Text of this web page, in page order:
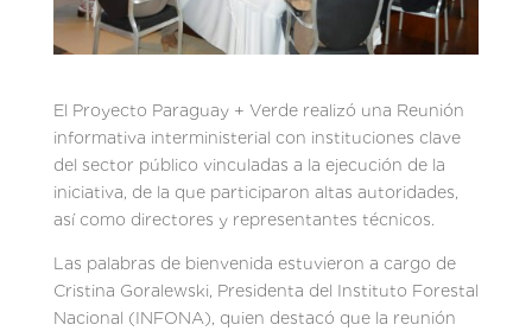
El Proyecto Paraguay + Verde realizó una Reunión
informativa interministerial con instituciones clave
del sector público vinculadas a la ejecución de la
iniciativa, de la que participaron altas autoridades,
así como directores y representantes técnicos.
Las palabras de bienvenida estuvieron a cargo de
Cristina Goralewski, Presidenta del Instituto Forestal
Nacional (INFONA), quien destacó que la reunión